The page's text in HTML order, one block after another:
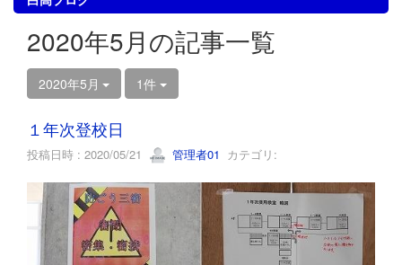
2020年5月の記事一覧
2020年5月 1件
１年次登校日
投稿日時 : 2020/05/21 管理者01 カテゴリ: